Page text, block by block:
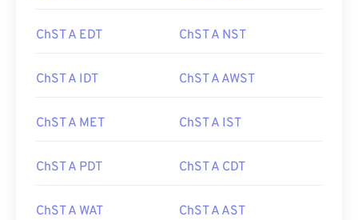
ChST A EDT ChST A NST
ChST A IDT ChST A AWST
ChST A MET ChST A IST
ChST A PDT ChST A CDT
ChST A WAT ChST A AST